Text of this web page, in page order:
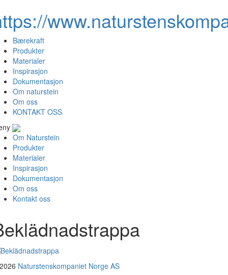
Bærekraft
Produkter
Materialer
Inspirasjon
Dokumentasjon
Om naturstein
Om oss
KONTAKT OSS
Om Naturstein
Produkter
Materialer
Inspirasjon
Dokumentasjon
Om oss
Kontakt oss
Naturstenskompaniet Norge AS